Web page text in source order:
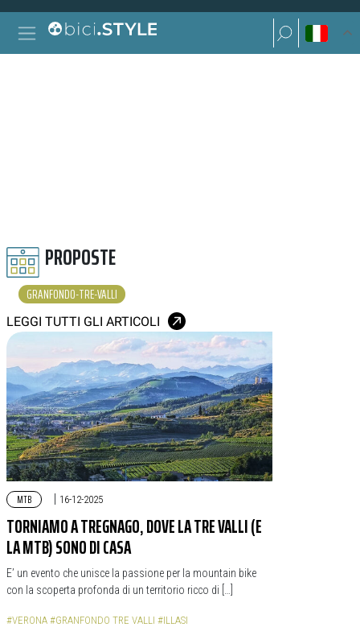
Vai al contenuto
Navigazione principale
Ricerca per:
Ricerca per:
PROPOSTE
GRANFONDO-TRE-VALLI
LEGGI TUTTI GLI ARTICOLI
MTB | 16-12-2025
TORNIAMO A TREGNAGO, DOVE LA TRE VALLI (E
LA MTB) SONO DI CASA
E’ un evento che unisce la passione per la mountain bike
con la scoperta profonda di un territorio ricco di […]
#VERONA #GRANFONDO TRE VALLI #ILLASI